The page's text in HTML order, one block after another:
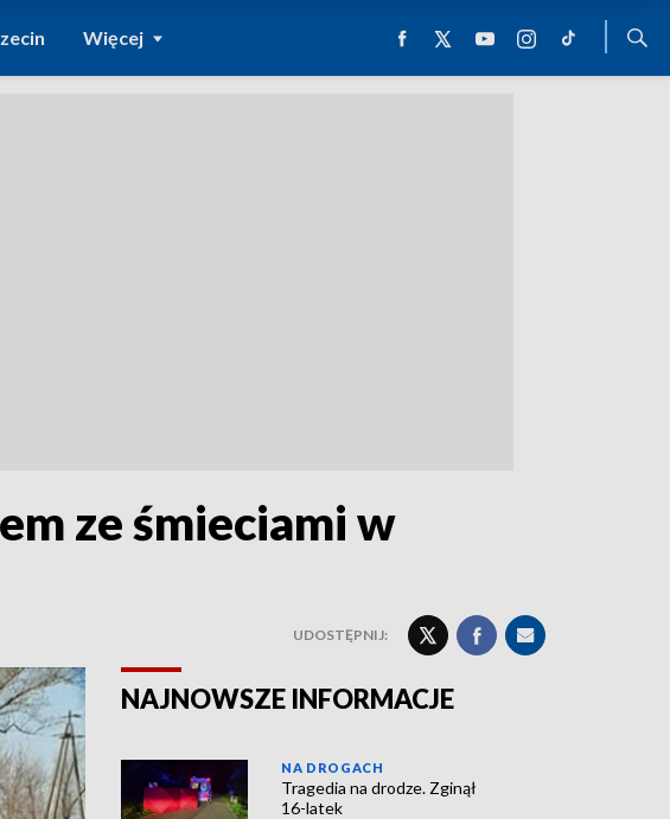
Więcej
ze śmieciami w
UDOSTĘPNIJ:
NAJNOWSZE INFORMACJE
NA DROGACH
Tragedia na drodze. Zginął
16-latek